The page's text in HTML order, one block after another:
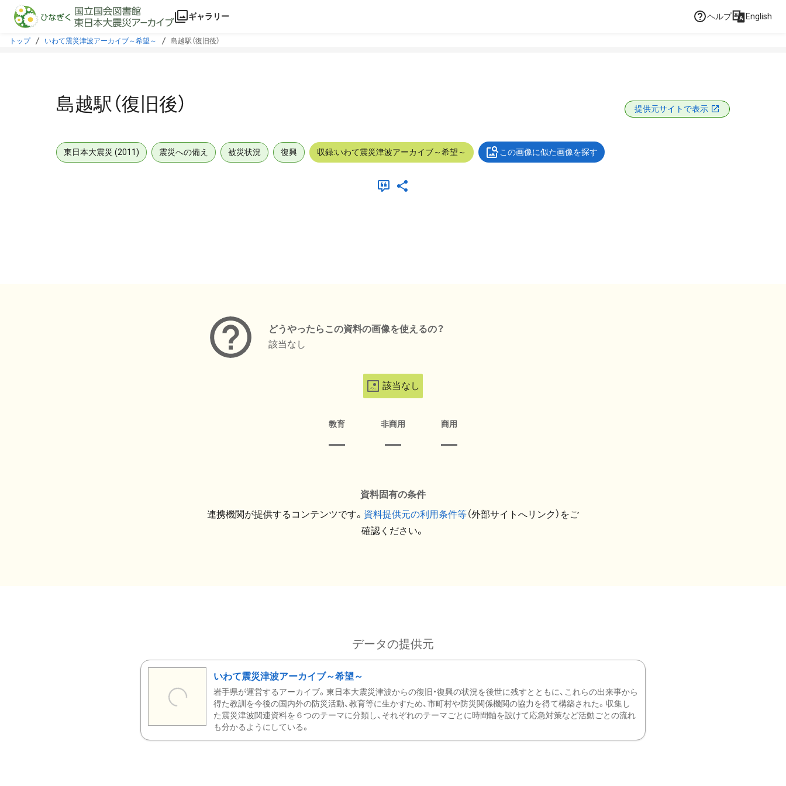
本文に飛ぶ
ギャラリー ヘルプ English
トップ いわて震災津波アーカイブ～希望～ 島越駅（復旧後）
島越駅（復旧後） 提供元サイトで表示
東日本大震災 (2011) 震災への備え 被災状況 復興 収録:いわて震災津波アーカイブ～希望～ この画像に似た画像を探す
どうやったらこの資料の画像を使えるの？
該当なし
該当なし
教育 非商用 商用
資料固有の条件
連携機関が提供するコンテンツです。 資料提供元の利用条件等（外部サイトへリンク）をご
確認ください。
データの提供元
いわて震災津波アーカイブ～希望～
岩手県が運営するアーカイブ。東日本大震災津波からの復旧・復興の状況を後世に残すとともに、これらの出来事から
得た教訓を今後の国内外の防災活動、教育等に生かすため、市町村や防災関係機関の協力を得て構築された。収集し
た震災津波関連資料を６つのテーマに分類し、それぞれのテーマごとに時間軸を設けて応急対策など活動ごとの流れ
も分かるようにしている。